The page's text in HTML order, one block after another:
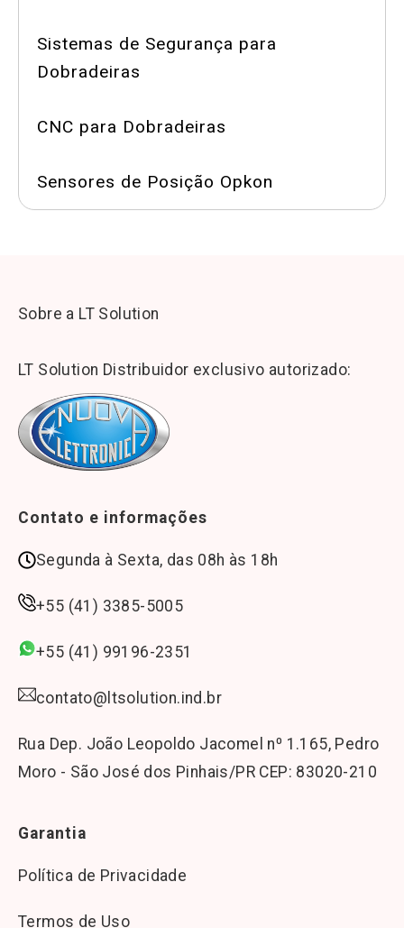
Sistemas de Segurança para
Dobradeiras
CNC para Dobradeiras
Sensores de Posição Opkon
Sobre a LT Solution
LT Solution Distribuidor exclusivo autorizado:
Contato e informações
Segunda à Sexta, das 08h às 18h
+55 (41) 3385-5005
+55 (41) 99196-2351
contato@ltsolution.ind.br
Rua Dep. João Leopoldo Jacomel n⁰ 1.165, Pedro
Moro - São José dos Pinhais/PR CEP: 83020-210
Garantia
Política de Privacidade
Termos de Uso